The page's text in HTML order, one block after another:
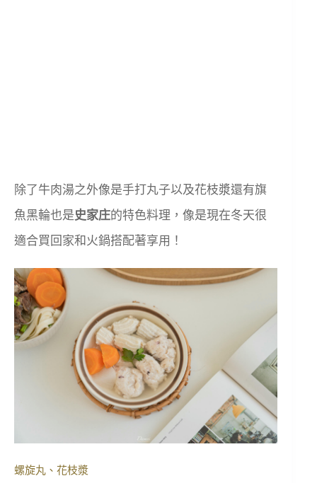
除了牛肉湯之外像是手打丸子以及花枝漿還有旗
魚黑輪也是史家庄的特色料理，像是現在冬天很
適合買回家和火鍋搭配著享用！
螺旋丸、花枝漿